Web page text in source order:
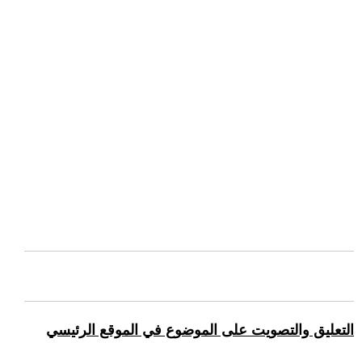
التعليق والتصويت على الموضوع في الموقع الرئيسي